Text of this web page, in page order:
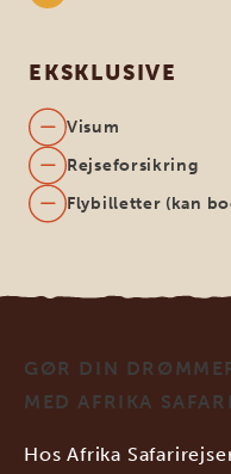
EKSKLUSIVE
Visum
Rejseforsikring
Flybilletter (kan
GØR DIN
MED AFRIKA
Hos Afrika